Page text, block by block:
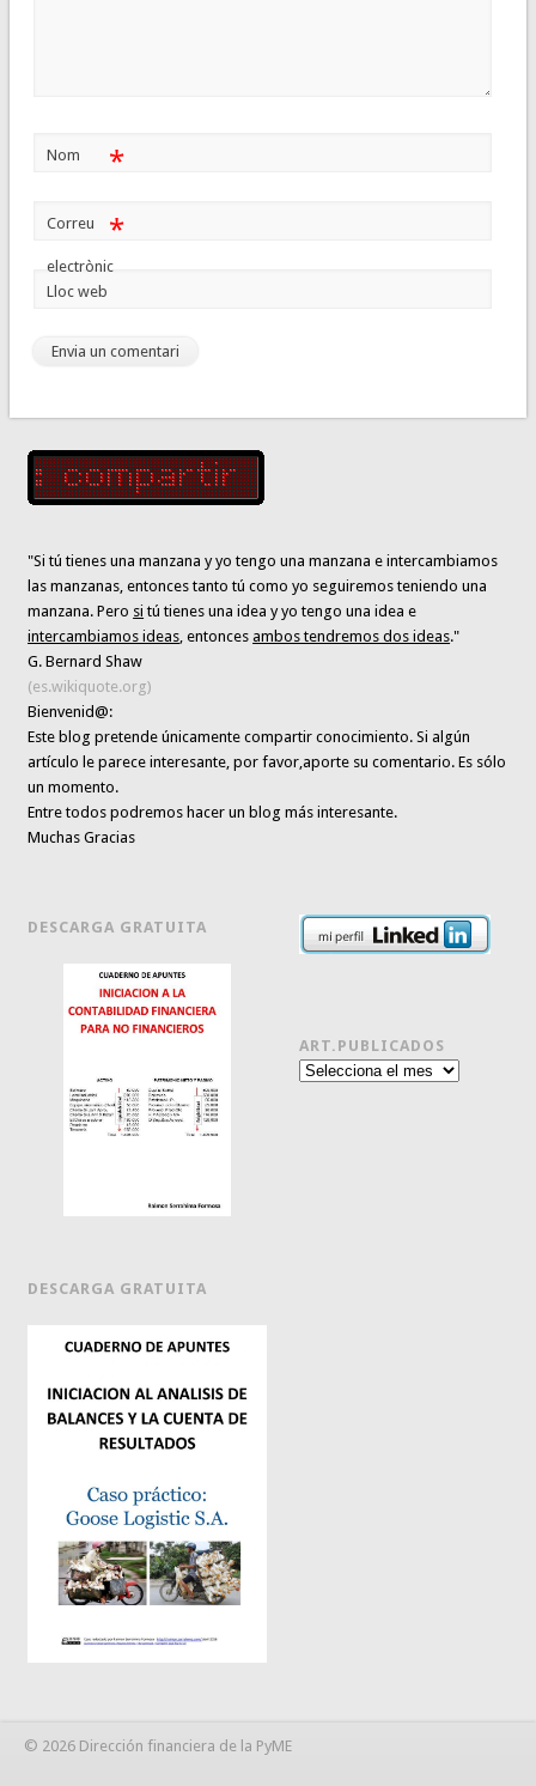
Nom *
Correu
electrònic
*
Lloc web
"Si tú tienes una manzana y yo tengo una manzana e intercambiamos
las manzanas, entonces tanto tú como yo seguiremos teniendo una
manzana. Pero si tú tienes una idea y yo tengo una idea e
intercambiamos ideas, entoncesambos tendremos dos ideas."
G. Bernard Shaw
(es.wikiquote.org)
Bienvenid@:
Este blog pretende únicamentecompartir conocimiento. Si algún
artículo le parece interesante,por favor,aporte su comentario. Es sólo
un momento.
Entre todos podremos hacer un blog más interesante.
Muchas Gracias
DESCARGA GRATUITA
DESCARGA GRATUITA
ART.PUBLICADOS
Art.publicados
© 2026 Dirección financiera de la PyME